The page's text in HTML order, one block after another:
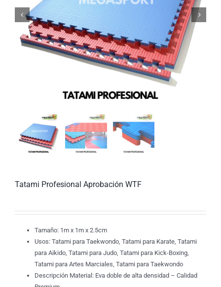
 
Tatami Profesional Aprobación WTF
Tamaño: 1m x 1m x 2.5cm
Usos: Tatami para Taekwondo, Tatami para Karate, Tatami
para Aikido, Tatami para Judo, Tatami para Kick-Boxing,
Tatami para Artes Marciales, Tatami para Taekwondo
Descripción Material: Eva doble de alta densidad – Calidad